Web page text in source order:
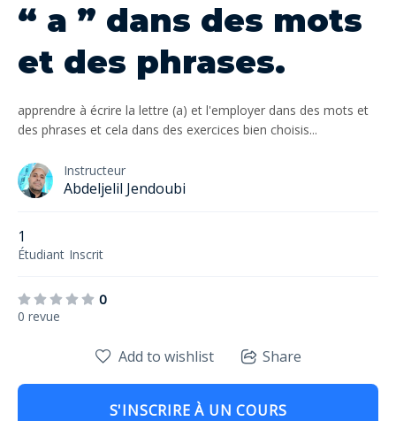
“ a ” dans des mots
et des phrases.
apprendre à écrire la lettre (a) et l'employer dans des mots et
des phrases et cela dans des exercices bien choisis...
Instructeur
Abdeljelil Jendoubi
1
Étudiant Inscrit
0
0 revue
Add to wishlist Share
S'INSCRIRE À UN COURS